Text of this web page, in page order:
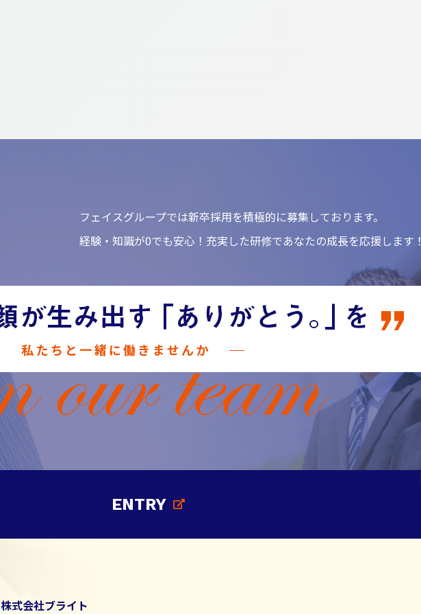
フェイスグループでは新卒採用を積極的に募集しております。
経験・知識が0でも安心！充実した研修であなたの成長を応援します！
ENTRY
株式会社ブライト